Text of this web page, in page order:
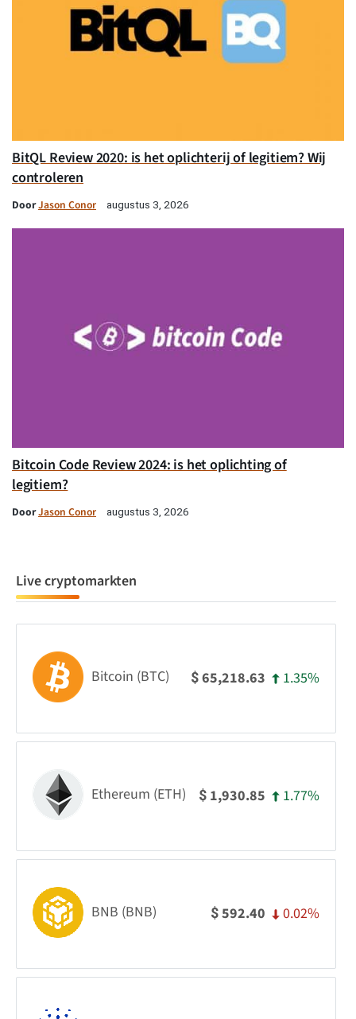
BitQL Review 2020: is het oplichterij of legitiem? Wij
controleren
DoorJason Conor augustus 3, 2026
Bitcoin Code Review 2024: is het oplichting of
legitiem?
DoorJason Conor augustus 3, 2026
Live cryptomarkten
Bitcoin (BTC) $65,218.63 1.35%
Ethereum (ETH) $ 1,930.85 1.77%
BNB (BNB) $592.40 0.02%